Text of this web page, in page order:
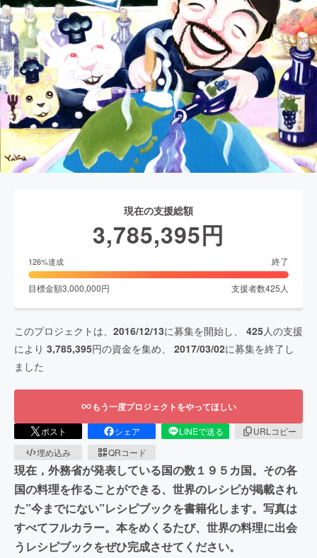
現在の支援総額
3,785,395円
126%達成 終了
目標金額3,000,000円 支援者数425 人
このプロジェクトは、 2016/12/13に募集を開始し、 425人の支援
により 3,785,395円の資金を集め、 2017/03/02に募集を終了し
ました
もう一度プロジェクトをやってほしい
ポスト シェア LINEで送る
URLコピー
埋め込み
QRコード
現在，外務省が発表している国の数１９５カ国。その各
国の料理を作ることができる、世界のレシピが掲載され
た”今までにない”レシピブックを書籍化します。写真は
すべてフルカラー。本をめくるたび、世界の料理に出会
うレシピブックをぜひ完成させてください。